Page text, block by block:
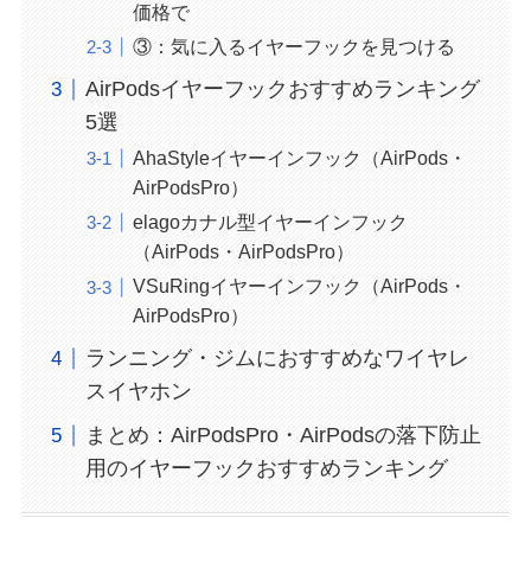
価格で
③：気に入るイヤーフックを見つける
AirPodsイヤーフックおすすめランキング
5選
AhaStyleイヤーインフック（AirPods・
AirPodsPro）
elagoカナル型イヤーインフック
（AirPods・AirPodsPro）
VSuRingイヤーインフック（AirPods・
AirPodsPro）
ランニング・ジムにおすすめなワイヤレ
スイヤホン
まとめ：AirPodsPro・AirPodsの落下防止
用のイヤーフックおすすめランキング